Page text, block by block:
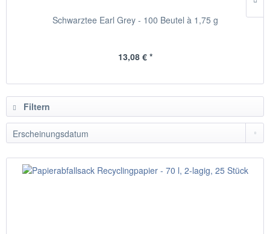
Schwarztee Earl Grey - 100 Beutel à 1,75 g
13,08 € *
Filtern